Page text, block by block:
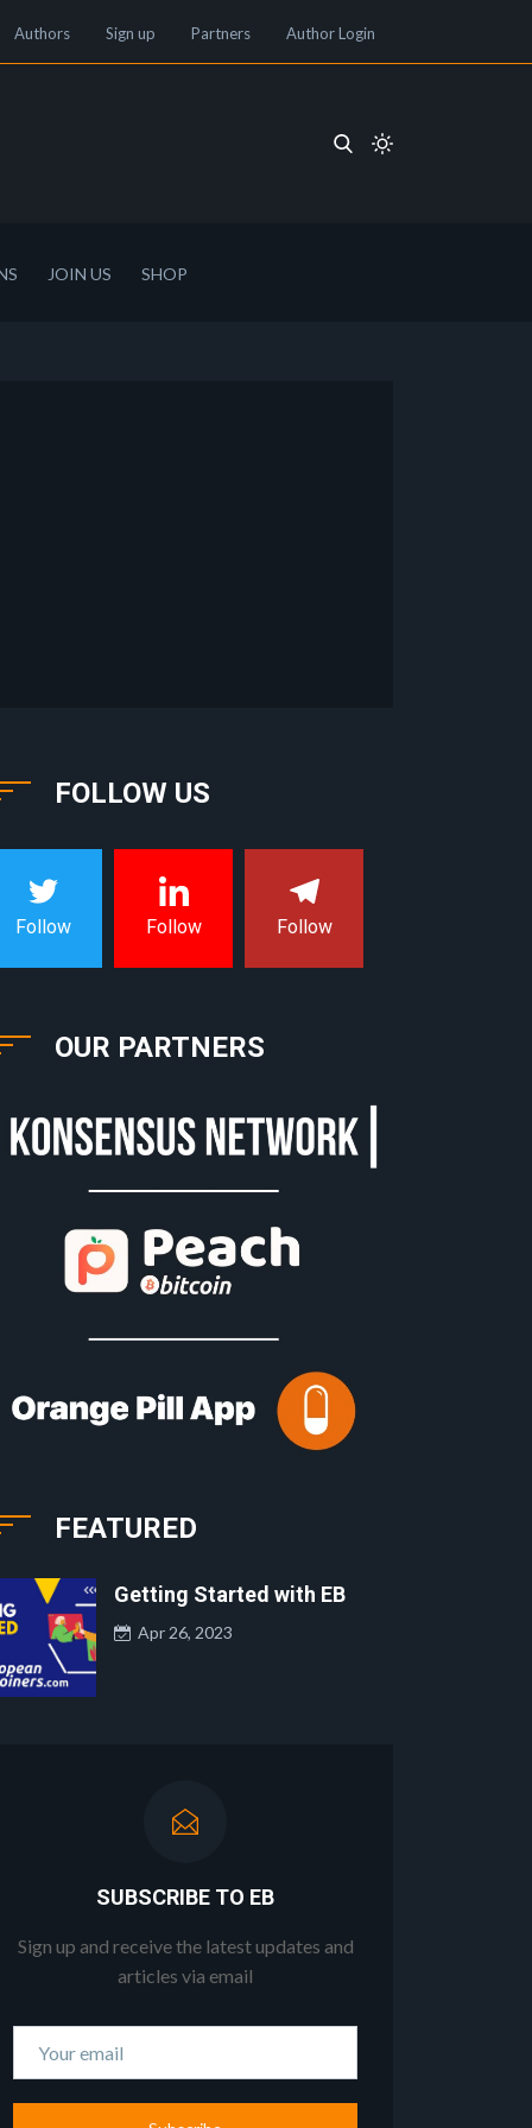
Authors Sign up Partners Author Login
JOIN US SHOP
FOLLOW US
Follow Follow Follow
OUR PARTNERS
FEATURED
Getting Started with EB
Apr 26, 2023
SUBSCRIBE TO EB
Sign up and receive the latest updates and
articles via email